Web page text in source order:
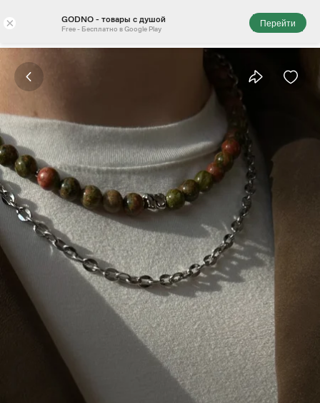
× GODNO - товары с душой
Free - Бесплатно в Google Play
Перейти